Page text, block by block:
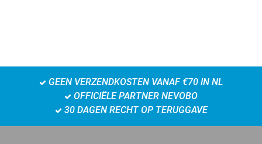
GEEN VERZENDKOSTEN VANAF €70 IN NL
OFFICIËLE PARTNER NEVOBO
30 DAGEN RECHT OP TERUGGAVE